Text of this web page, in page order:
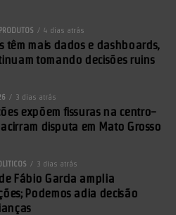
4 dias atrás
têm mais dados e dashboards,
tomando decisões ruins
3 dias atrás
expõem fissuras na centro-
disputa em Mato Grosso
3 dias atrás
Fábio Garcia amplia
Podemos adia decisão